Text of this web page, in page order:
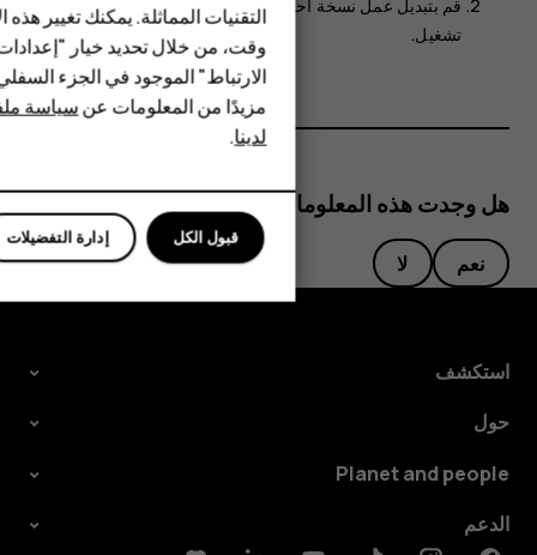
HMD DUB
قم بتبديل عمل نسخة احتياطية على Google Drive
إلى
تشغيل.
هل وجدت هذه المعلومات مفيدة؟
نعم لا
استكشف
حول
Planet and people
الدعم
التقنيات المماثلة. يمكنك تغيير
وقت، من خلال تحديد خيار
الارتباط" الموجود في الجزء
مزيدًا من المعلومات عنسياسة
لدينا.
إدارة التفضيلات قبول الكل